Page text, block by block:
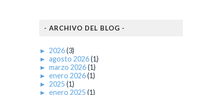
- ARCHIVO DEL BLOG -
► 2026(3)
► agosto 2026(1)
► marzo 2026(1)
► enero 2026(1)
► 2025 (1)
► enero 2025 (1)